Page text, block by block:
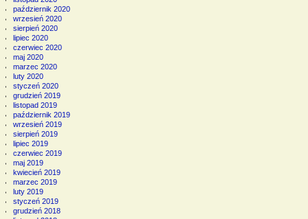
październik 2020
wrzesień 2020
sierpień 2020
lipiec 2020
czerwiec 2020
maj 2020
marzec 2020
luty 2020
styczeń 2020
grudzień 2019
listopad 2019
październik 2019
wrzesień 2019
sierpień 2019
lipiec 2019
czerwiec 2019
maj 2019
kwiecień 2019
marzec 2019
luty 2019
styczeń 2019
grudzień 2018